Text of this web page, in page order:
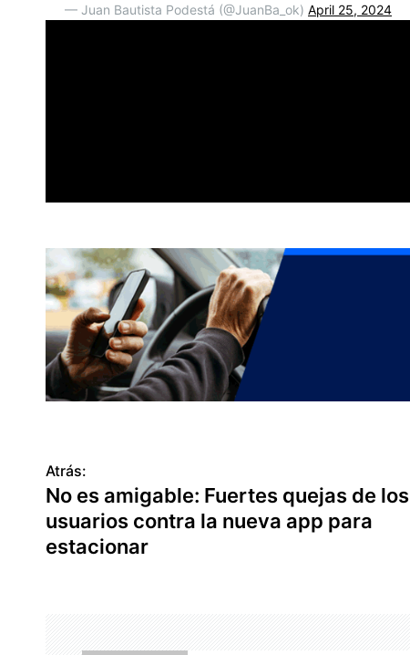
— Juan Bautista Podestá (@JuanBa_ok) April 25, 2024
N
a
v
Atrás:
No es amigable: Fuertes quejas de los
usuarios contra la nueva app para
estacionar